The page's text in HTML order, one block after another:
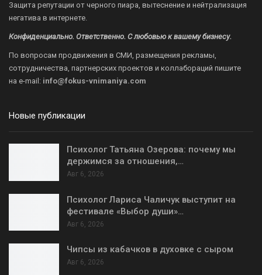
Защита репутации от черного пиара, вытеснение и нейтрализация
негатива в интернете.
Конфиденциально. Ответственно. С любовью к вашему бизнесу.
По вопросам продвижения в СМИ, размещения рекламы,
сотрудничества, партнерских проектов и коллабораций пишите
на e-mail: info@fokus-vnimaniya.com
Новые публикации
Психолог Татьяна Озерова: почему мы
держимся за отношения,…
Авг 6, 2026
Психолог Лариса Чаличук выступит на
фестивале «Выбор души»…
Авг 6, 2026
Чипсы из кабачков в духовке с сыром
Авг 6, 2026